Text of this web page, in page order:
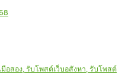
อสอง, รับโพสต์เว็บอสังหา, รับโพสต์